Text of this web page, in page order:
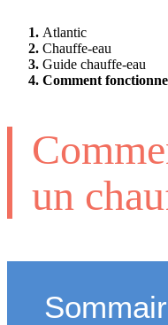
Atlantic
Chauffe-eau
Guide chauffe-eau
Comment
un